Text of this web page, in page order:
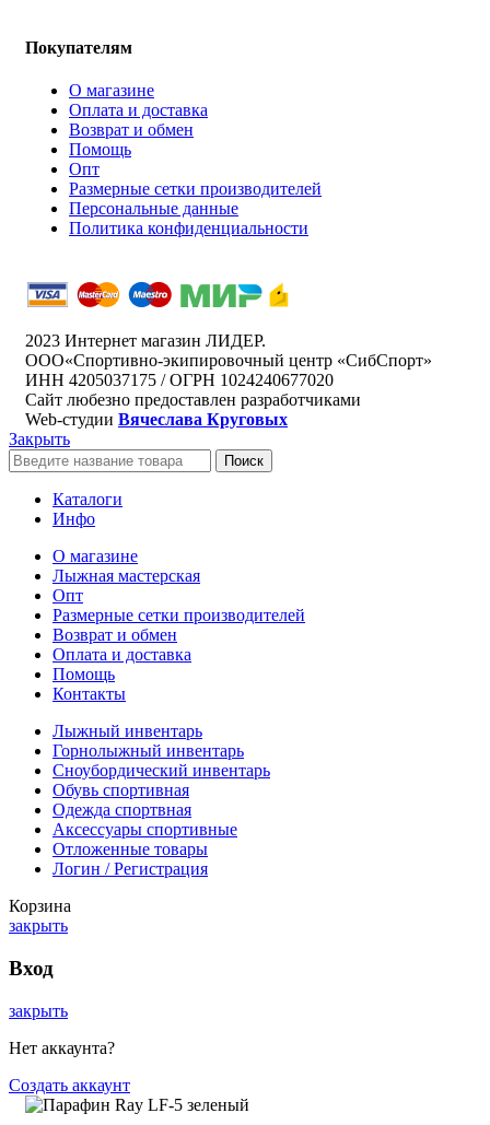
Покупателям
О магазине
Оплата и доставка
Возврат и обмен
Помощь
Опт
Размерные сетки производителей
Персональные данные
Политика конфиденциальности
2023 Интернет магазин ЛИДЕР.
ООО«Спортивно-экипировочный центр «СибСпорт»
ИНН 4205037175 / ОГРН 1024240677020
Сайт любезно предоставлен разработчиками
Web-студии Вячеслава Круговых
Закрыть
Поиск
Каталоги
Инфо
О магазине
Лыжная мастерская
Опт
Размерные сетки производителей
Возврат и обмен
Оплата и доставка
Помощь
Контакты
Лыжный инвентарь
Горнолыжный инвентарь
Сноубордический инвентарь
Обувь спортивная
Одежда спортвная
Аксессуары спортивные
Отложенные товары
Логин / Регистрация
Корзина
закрыть
Вход
закрыть
Нет аккаунта?
Создать аккаунт